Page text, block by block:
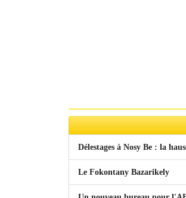
Délestages à Nosy Be : la
Le Fokontany Bazarikely